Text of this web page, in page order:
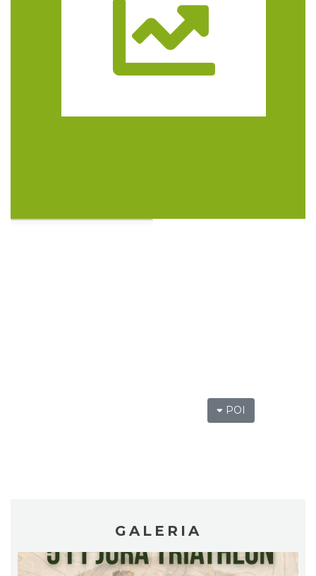
Pokazy konne przy Zamku Ogrodzieniec
Noc Perseidów w Grodzie na Górze Birów
2026-03-04
Metal vs Core Zawiercie 2026
Zawiercie
2026-09-05
9.41 km
POI
GALERIA